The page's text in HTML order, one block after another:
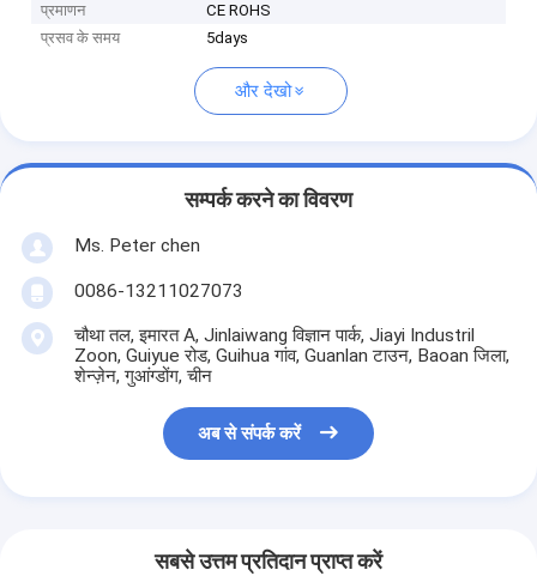
प्रमाणन
CE ROHS
प्रसव के समय
5days
और देखो
सम्पर्क करने का विवरण
Ms. Peter chen
0086-13211027073
चौथा तल, इमारत A, Jinlaiwang विज्ञान पार्क, Jiayi Industril
Zoon, Guiyue रोड, Guihua गांव, Guanlan टाउन, Baoan जिला,
शेन्ज़ेन, गुआंग्डोंग, चीन
अब से संपर्क करें
सबसे उत्तम प्रतिदान प्राप्त करें